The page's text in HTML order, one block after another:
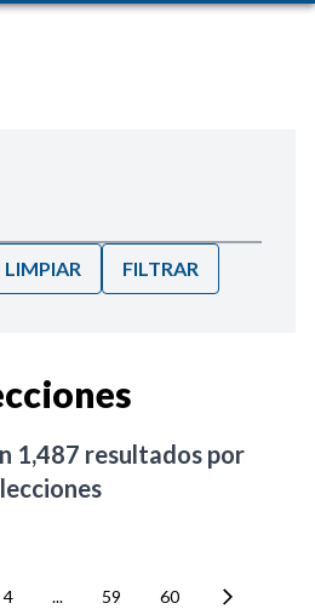
LIMPIAR FILTRAR
1,487 resultados por
4 ... 59 60